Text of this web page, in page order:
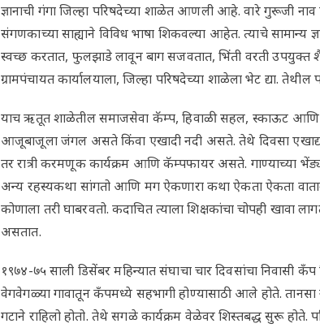
ज्ञानाची गंगा जिल्हा परिषदेच्या शाळेत आणली आहे. वारे गुरूजी
संगणकाच्या साह्याने विविध भाषा शिकवल्या आहेत. त्याचे
स्वच्छ करतात, फुलझाडे लावून बाग सजवतात, भिंती वरती उपयुक्त
ग्रामपंचायत कार्यालयाला, जिल्हा परिषदेच्या शाळेला भेट द्या.
याच ऋतूत शाळेतील समाजसेवा कॅम्प, हिवाळी सहल, स्काऊट आणि
आजूबाजूला जंगल असते किंवा एखादी नदी असते. तेथे दिवसा
तर रात्री करमणूक कार्यक्रम आणि कॅम्पफायर असते. गाण्याच्या
अन्य रहस्यकथा सांगतो आणि मग ऐकणारा कथा ऐकता ऐकता
कोणाला तरी घाबरवतो. कदाचित त्याला शिक्षकांचा चोपही
असतात.
१९७४-७५ साली डिसेंबर महिन्यात संघाचा चार दिवसांचा निवासी
वेगवेगळ्या गावातून कँपमध्ये सहभागी होण्यासाठी आले होते.
गटाने राहिलो होतो. तेथे सगळे कार्यक्रम वेळेवर शिस्तबद्ध सुरू होते.